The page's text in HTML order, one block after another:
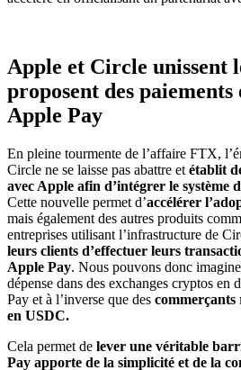
Apple et Circle unissent
proposent des paiements
Apple Pay
En pleine tourmente de l’affaire FTX,
Circle ne se laisse pas abattre et établit
avec Apple afin d’intégrer le système
Cette nouvelle permet d’accélérer
mais également des autres produits
entreprises utilisant l’infrastructure de
leurs clients d’effectuer leurs
Apple Pay. Nous pouvons donc
dépense dans des exchanges cryptos en
Pay et à l’inverse que des commerçants
en USDC.
Cela permet de lever une véritable
Pay apporte de la simplicité et de la